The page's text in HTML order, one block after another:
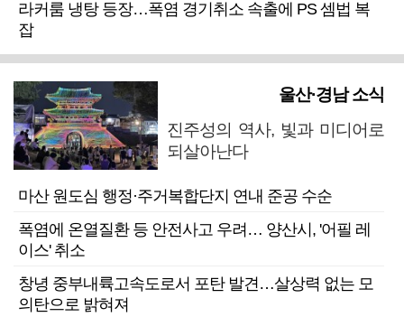
라커룸 냉탕 등장…폭염 경기취소 속출에 PS 셈법 복
잡
울산·경남 소식
진주성의 역사, 빛과 미디어로
되살아난다
마산 원도심 행정·주거복합단지 연내 준공 수순
폭염에 온열질환 등 안전사고 우려… 양산시, '어필 레
이스' 취소
창녕 중부내륙고속도로서 포탄 발견…살상력 없는 모
의탄으로 밝혀져